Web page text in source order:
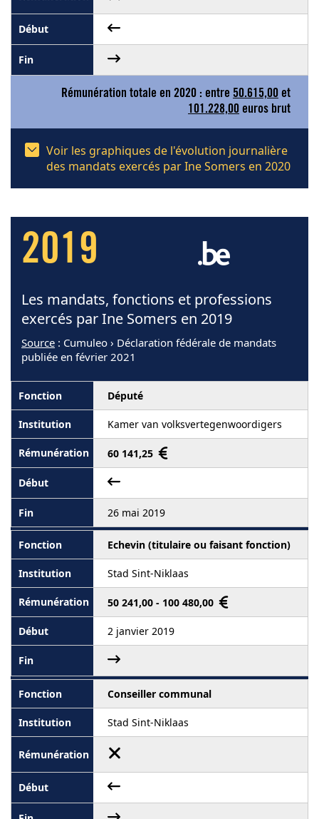
Rémunération totale en 2020 : entre 50.615,00 et
101.228,00 euros brut
Voir les graphiques de l'évolution journalière
des mandats exercés par Ine Somers en 2020
2019
Les mandats, fonctions et professions
exercés par Ine Somers en 2019
Source : Cumuleo › Déclaration fédérale de mandats
publiée en février 2021
Député
Kamer van volksvertegenwoordigers
60 141,25
26 mai 2019
Echevin (titulaire ou faisant fonction)
Stad Sint-Niklaas
50 241,00 - 100 480,00
2 janvier 2019
Conseiller communal
Stad Sint-Niklaas